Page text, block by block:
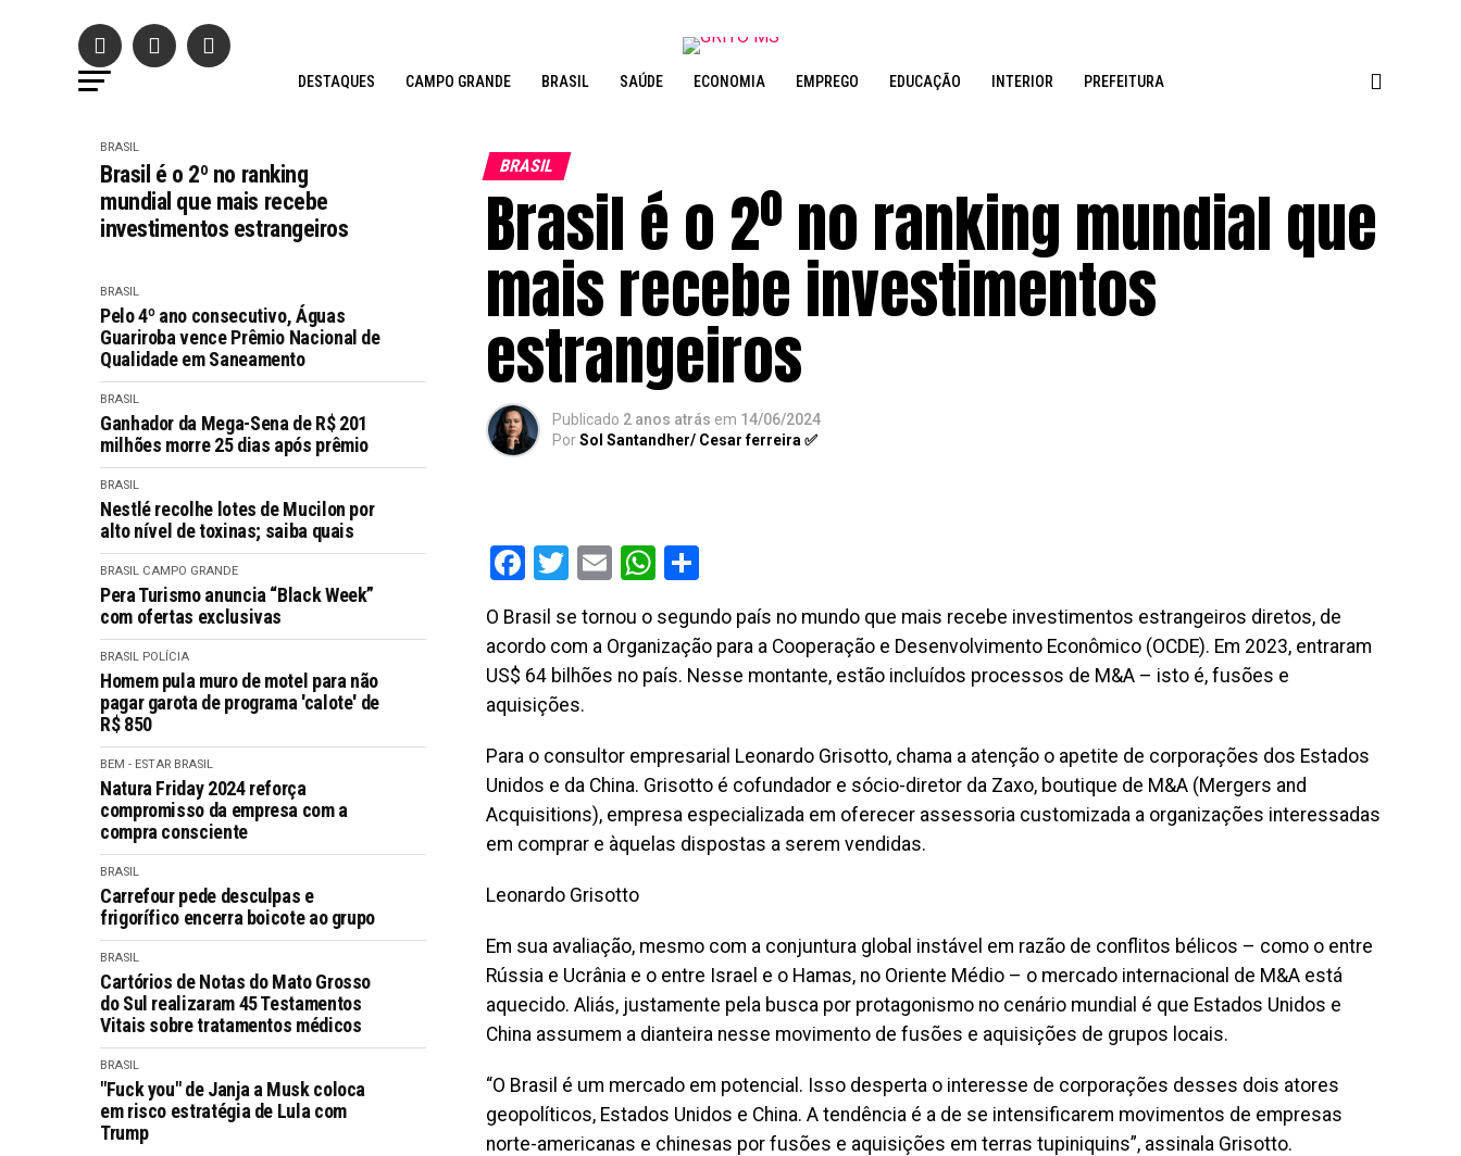
DESTAQUES CAMPO GRANDE BRASIL SAÚDE ECONOMIA EMPREGO EDUCAÇÃO INTERIOR PREFEITURA
BRASIL
Brasil é o 2º no ranking
mundial que mais recebe
investimentos estrangeiros
BRASIL
Pelo 4º ano consecutivo, Águas
Guariroba vence Prêmio Nacional de
Qualidade em Saneamento
BRASIL
Ganhador da Mega-Sena de R$ 201
milhões morre 25 dias após prêmio
BRASIL
Nestlé recolhe lotes de Mucilon por
alto nível de toxinas; saiba quais
BRASIL CAMPO GRANDE
Pera Turismo anuncia “Black Week”
com ofertas exclusivas
BRASIL POLÍCIA
Homem pula muro de motel para não
pagar garota de programa 'calote' de
R$ 850
BEM - ESTAR BRASIL
Natura Friday 2024 reforça
compromisso da empresa com a
compra consciente
BRASIL
Carrefour pede desculpas e
frigorífico encerra boicote ao grupo
BRASIL
Cartórios de Notas do Mato Grosso
do Sul realizaram 45 Testamentos
Vitais sobre tratamentos médicos
BRASIL
"Fuck you" de Janja a Musk coloca
em risco estratégia de Lula com
Trump
BRASIL
Brasil é o 2º no ranking mundial que
mais recebe investimentos
estrangeiros
Publicado 2 anos atrás em 14/06/2024
PorSol Santandher/ Cesar ferreira ✅
Facebook
Twitter
EmailWhatsApp
O Brasil se tornou o segundo país no mundo que mais recebe investimentos estrangeiros diretos, de
acordo com a Organização para a Cooperação e Desenvolvimento Econômico (OCDE). Em 2023, entraram
US$ 64 bilhões no país. Nesse montante, estão incluídos processos de M&A – isto é, fusões e
aquisições.
Para o consultor empresarial Leonardo Grisotto, chama a atenção o apetite de corporações dos Estados
Unidos e da China. Grisotto é cofundador e sócio-diretor da Zaxo, boutique de M&A (Mergers and
Acquisitions), empresa especializada em oferecer assessoria customizada a organizações interessadas
em comprar e àquelas dispostas a serem vendidas.
Leonardo Grisotto
Em sua avaliação, mesmo com a conjuntura global instável em razão de conflitos bélicos – como o entre
Rússia e Ucrânia e o entre Israel e o Hamas, no Oriente Médio – o mercado internacional de M&A está
aquecido. Aliás, justamente pela busca por protagonismo no cenário mundial é que Estados Unidos e
China assumem a dianteira nesse movimento de fusões e aquisições de grupos locais.
“O Brasil é um mercado em potencial. Isso desperta o interesse de corporações desses dois atores
geopolíticos, Estados Unidos e China. A tendência é a de se intensificarem movimentos de empresas
norte-americanas e chinesas por fusões e aquisições em terras tupiniquins”, assinala Grisotto.